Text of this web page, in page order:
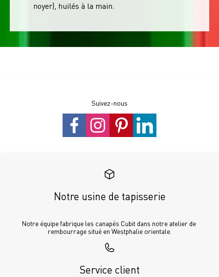
noyer), huilés à la main.
Suivez-nous
Notre usine de tapisserie
Notre équipe fabrique les canapés Cubit dans notre atelier de
rembourrage situé en Westphalie orientale.
Service client